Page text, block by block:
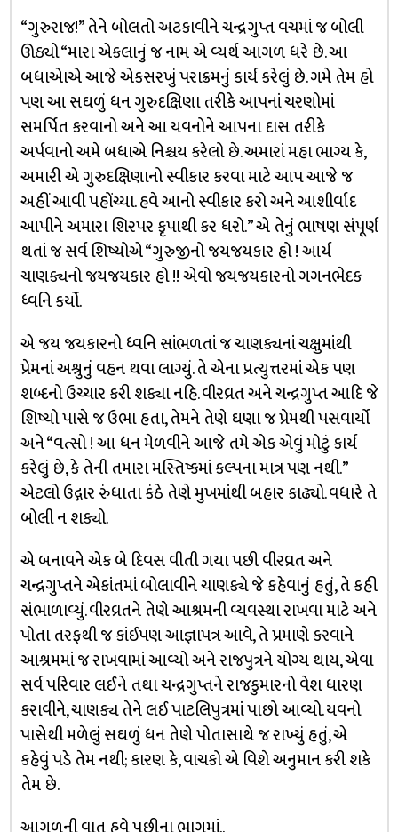
“ગુરુરાજ!” તેને બોલતો અટકાવીને ચન્દ્રગુપ્ત વચમાં જ બોલી
ઊઠ્યો “મારા એકલાનું જ નામ એ વ્યર્થ આગળ ધરે છે. આ
બધાએાએ આજે એકસરખું પરાક્રમનું કાર્ય કરેલું છે. ગમે તેમ હો
પણ આ સઘળું ધન ગુરુદક્ષિણા તરીકે આપનાં ચરણોમાં
સમર્પિત કરવાનો અને આ યવનોને આ૫ના દાસ તરીકે
અર્પવાનો અમે બધાએ નિશ્ચય કરેલો છે. અમારાં મહા ભાગ્ય કે,
અમારી એ ગુરુદક્ષિણાનો સ્વીકાર કરવા માટે આપ આજે જ
અહીં આવી પહોંચ્યા. હવે આનો સ્વીકાર કરો અને આશીર્વાદ
આપીને અમારા શિરપર કૃપાથી કર ધરો.” એ તેનું ભાષણ સંપૂર્ણ
થતાં જ સર્વ શિષ્યોએ “ગુરુજીનો જયજયકાર હો ! આર્ય
ચાણક્યનો જયજયકાર હો !! એવો જયજયકારનો ગગનભેદક
ધ્વનિ કર્યો.
એ જય જયકારનો ધ્વનિ સાંભળતાં જ ચાણક્યનાં ચક્ષુમાંથી
પ્રેમનાં અશ્રુનું વહન થવા લાગ્યું. તે એના પ્રત્યુત્તરમાં એક પણ
શબ્દનો ઉચ્ચાર કરી શક્યા નહિ. વીરવ્રત અને ચન્દ્રગુપ્ત આદિ જે
શિષ્યો પાસે જ ઉભા હતા, તેમને તેણે ઘણા જ પ્રેમથી પસવાર્યો
અને “વત્સો ! આ ધન મેળવીને આજે તમે એક એવું મોટું કાર્ય
કરેલું છે, કે તેની તમારા મસ્તિષ્કમાં કલ્પના માત્ર પણ નથી.”
એટલો ઉદ્ગાર રુંધાતા કંઠે તેણે મુખમાંથી બહાર કાઢ્યો. વધારે તે
બોલી ન શક્યો.
એ બનાવને એક બે દિવસ વીતી ગયા પછી વીરવ્રત અને
ચન્દ્રગુપ્તને એકાંતમાં બોલાવીને ચાણક્યે જે કહેવાનું હતું, તે કહી
સંભાળાવ્યું. વીરવ્રતને તેણે આશ્રમની વ્યવસ્થા રાખવા માટે અને
પોતા તરફથી જ કાંઈપણ આજ્ઞાપત્ર આવે, તે પ્રમાણે કરવાને
આશ્રમમાં જ રાખવામાં આવ્યો અને રાજપુત્રને યોગ્ય થાય, એવા
સર્વ પરિવાર લઈને તથા ચન્દ્રગુપ્તને રાજકુમારનો વેશ ધારણ
કરાવીને, ચાણક્ય તેને લઈ પાટલિપુત્રમાં પાછો આવ્યો. યવનો
પાસેથી મળેલું સઘળું ધન તેણે પોતાસાથે જ રાખ્યું હતું, એ
કહેવું પડે તેમ નથી; કારણ કે, વાચકો એ વિશે અનુમાન કરી શકે
તેમ છે.